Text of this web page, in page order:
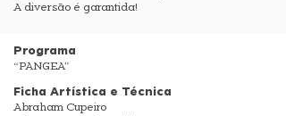
A diversão é garantida!
Programa
“PANGEA”
Ficha Artística e Técnica
Abraham Cupeiro